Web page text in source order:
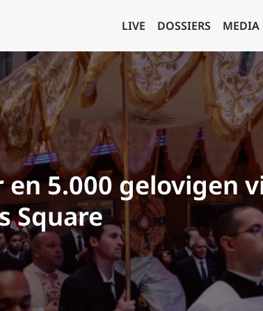
LIVE DOSSIERS MEDIA
5.000 gelovigen
Square